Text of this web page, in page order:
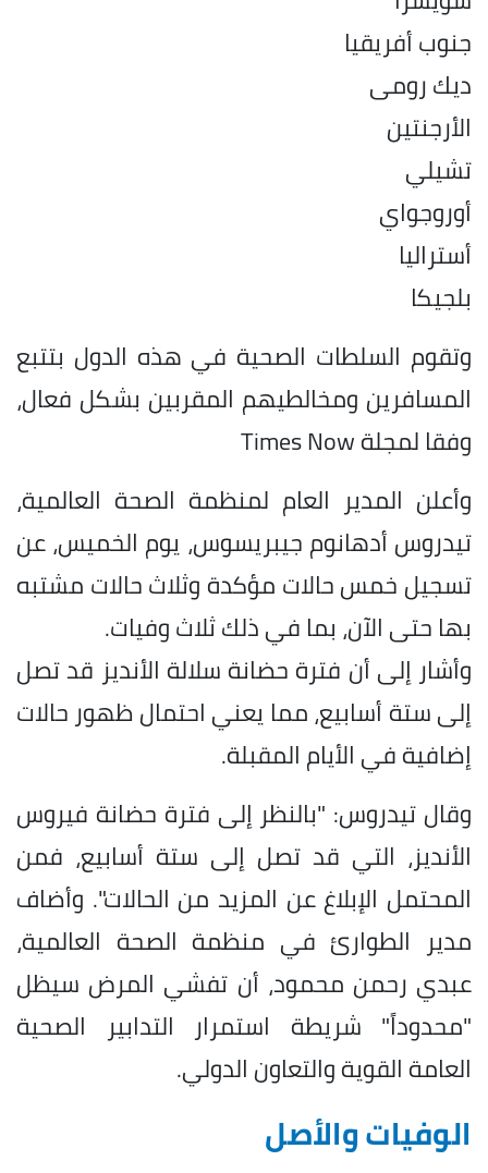
جنوب أفريقيا
ديك رومى
الأرجنتين
تشيلي
أوروجواي
أستراليا
بلجيكا
وتقوم السلطات الصحية في هذه الدول بتتبع
المسافرين ومخالطيهم المقربين بشكل فعال،
وفقا لمجلة Times Now
وأعلن المدير العام لمنظمة الصحة العالمية،
تيدروس أدهانوم جيبريسوس، يوم الخميس، عن
تسجيل خمس حالات مؤكدة وثلاث حالات مشتبه
بها حتى الآن، بما في ذلك ثلاث وفيات.
وأشار إلى أن فترة حضانة سلالة الأنديز قد تصل
إلى ستة أسابيع، مما يعني احتمال ظهور حالات
إضافية في الأيام المقبلة.
وقال تيدروس: "بالنظر إلى فترة حضانة فيروس
الأنديز، التي قد تصل إلى ستة أسابيع، فمن
المحتمل الإبلاغ عن المزيد من الحالات". وأضاف
مدير الطوارئ في منظمة الصحة العالمية،
عبدي رحمن محمود، أن تفشي المرض سيظل
"محدوداً" شريطة استمرار التدابير الصحية
العامة القوية والتعاون الدولي.
الوفيات والأصل